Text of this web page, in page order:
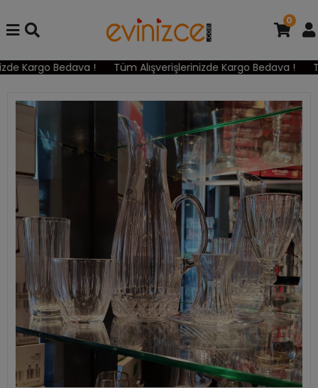
Kargo Bedava ! Tüm Alışverişlerinizde Kargo Bedava !
0